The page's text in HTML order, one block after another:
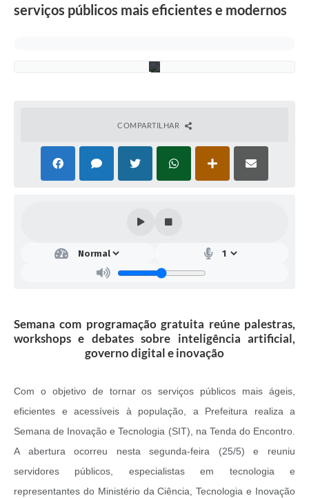
serviços públicos mais eficientes e modernos
a
COMPARTILHAR
Semana com programação gratuita reúne palestras,
workshops e debates sobre inteligência artificial,
governo digital e inovação
Com o objetivo de tornar os serviços públicos mais ágeis,
eficientes e acessíveis à população, a Prefeitura realiza a
Semana de Inovação e Tecnologia (SIT), na Tenda do Encontro.
A abertura ocorreu nesta segunda-feira (25/5) e reuniu
servidores públicos, especialistas em tecnologia e
representantes do Ministério da Ciência, Tecnologia e Inovação